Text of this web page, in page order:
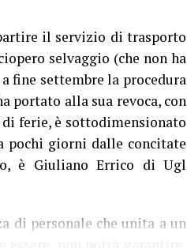
il servizio di trasporto
selvaggio (che non ha
fine settembre la procedura
portato alla sua revoca, con
ferie, è sottodimensionato
pochi giorni dalle concitate
è Giuliano Errico di Ugl
di personale che unita a un